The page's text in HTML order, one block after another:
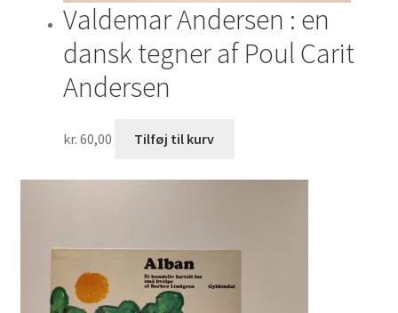
Valdemar Andersen : en
dansk tegner af Poul Carit
Andersen
kr. 60,00 Tilføj til kurv